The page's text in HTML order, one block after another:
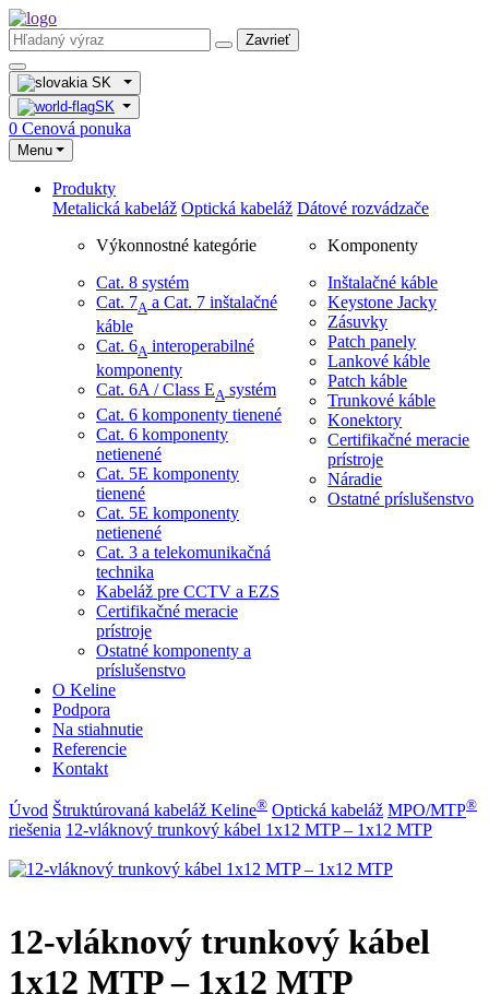
Zavrieť
SK
SK
0 Cenová ponuka
Menu
Produkty
Metalická kabeláž Optická kabeláž Dátové rozvádzače
Výkonnostné kategórie
Cat. 8 systém
Cat. 7A ​ a Cat. 7 inštalačné
káble
Cat. 6A interoperabilné
komponenty
Cat. 6A / Class EA systém
Cat. 6 komponenty tienené
Cat. 6 komponenty
netienené
Cat. 5E komponenty
tienené
Cat. 5E komponenty
netienené
Cat. 3 a telekomunikačná
technika
Kabeláž pre CCTV a EZS
Certifikačné meracie
prístroje
Ostatné komponenty a
príslušenstvo
Komponenty
Inštalačné káble
Keystone Jacky
Zásuvky
Patch panely
Lankové káble
Patch káble
Trunkové káble
Konektory
Certifikačné meracie
prístroje
Náradie
Ostatné príslušenstvo
O Keline
Podpora
Na stiahnutie
Referencie
Kontakt
Úvod Štruktúrovaná kabeláž Keline® Optická kabeláž MPO/MTP®
riešenia 12-vláknový trunkový kábel 1x12 MTP – 1x12 MTP
12-vláknový trunkový kábel
1x12 MTP – 1x12 MTP